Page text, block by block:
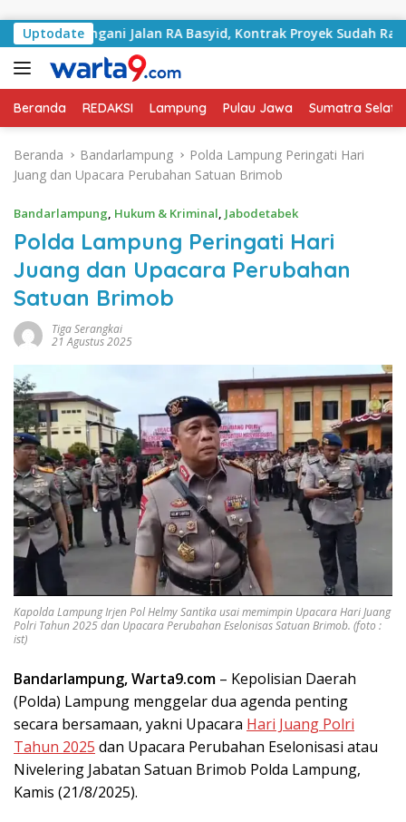
Uptodate
Tangani Jalan RA Basyid, Kontrak Proyek Sudah Rampung
Beranda REDAKSI Lampung Pulau Jawa Sumatra
Beranda Bandarlampung
Polda Lampung Peringati Hari
Juang dan Upacara Perubahan Satuan Brimob
Bandarlampung, Hukum & Kriminal, Jabodetabek
Polda Lampung Peringati Hari
Juang dan Upacara Perubahan
Satuan Brimob
Tiga Serangkai
21 Agustus 2025
Kapolda Lampung Irjen Pol Helmy Santika usai memimpin Upacara Hari Juang
Polri Tahun 2025 dan Upacara Perubahan Eselonisas Satuan Brimob. (foto :
ist)
Bandarlampung, Warta9.com – Kepolisian Daerah
(Polda) Lampung menggelar dua agenda penting
secara bersamaan, yakni Upacara Hari Juang Polri
Tahun 2025 dan Upacara Perubahan Eselonisasi atau
Nivelering Jabatan Satuan Brimob Polda Lampung,
Kamis (21/8/2025).